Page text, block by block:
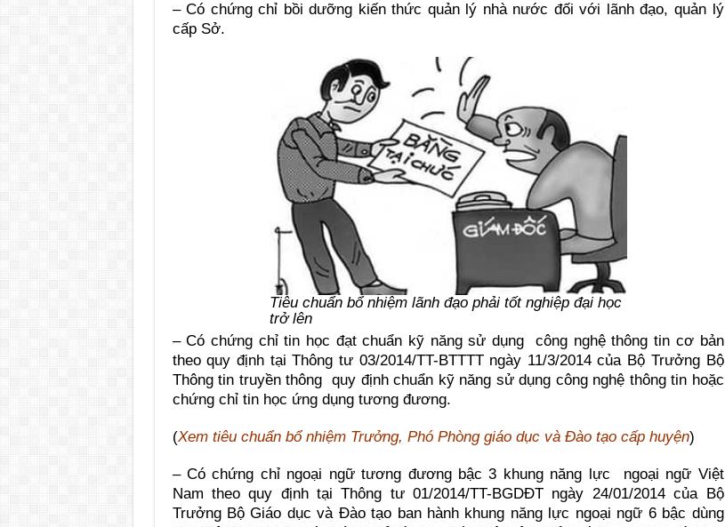
– Có chứng chỉ bồi dưỡng kiến thức quản lý nhà nước đối với lãnh đạo, quản lý
cấp Sở.
Tiêu chuẩn bổ nhiệm lãnh đạo phải tốt nghiệp đại học
trở lên
– Có chứng chỉ tin học đạt chuẩn kỹ năng sử dụng công nghệ thông tin cơ bản
theo quy định tại Thông tư 03/2014/TT-BTTTT ngày 11/3/2014 của Bộ Trưởng Bộ
Thông tin truyền thông quy định chuẩn kỹ năng sử dụng công nghệ thông tin hoặc
chứng chỉ tin học ứng dụng tương đương.
(Xem tiêu chuẩn bổ nhiệm Trưởng, Phó Phòng giáo dục và Đào tạo cấp huyện)
– Có chứng chỉ ngoại ngữ tương đương bậc 3 khung năng lực ngoại ngữ Việt
Nam theo quy định tại Thông tư 01/2014/TT-BGDĐT ngày 24/01/2014 của Bộ
Trưởng Bộ Giáo dục và Đào tạo ban hành khung năng lực ngoại ngữ 6 bậc dùng